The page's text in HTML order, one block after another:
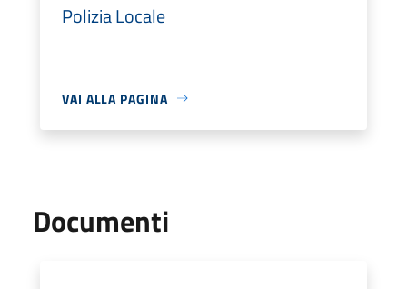
Polizia Locale
VAI ALLA PAGINA
Documenti